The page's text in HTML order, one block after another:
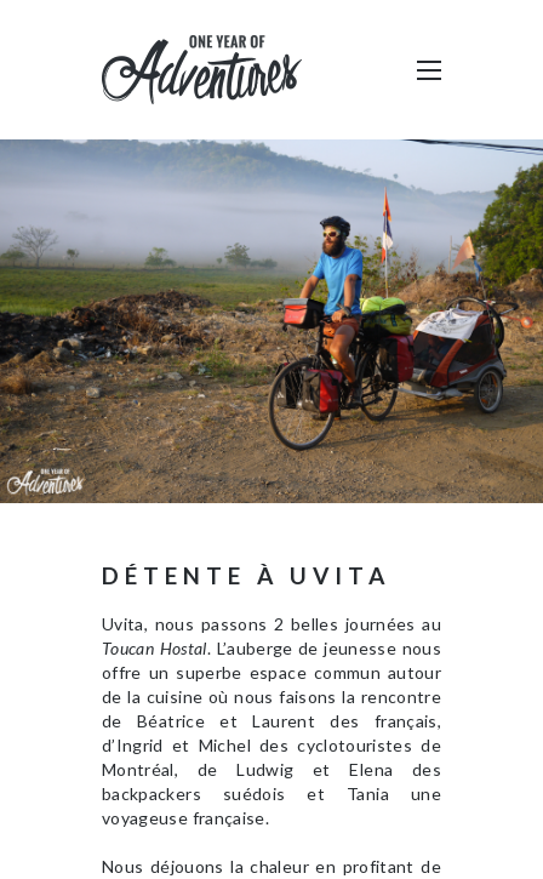
DÉTENTE À UVITA
Uvita, nous passons 2 belles journées au
Toucan Hostal. L’auberge de jeunesse nous
offre un superbe espace commun autour
de la cuisine où nous faisons la rencontre
de Béatrice et Laurent des français,
d’Ingrid et Michel des cyclotouristes de
Montréal, de Ludwig et Elena des
backpackers suédois et Tania une
voyageuse française.
Nous déjouons la chaleur en profitant de